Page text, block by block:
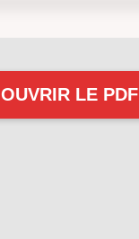
OUVRIR LE PDF